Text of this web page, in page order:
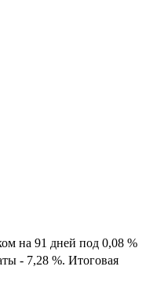
на 91 дней под 0,08 %
- 7,28 %. Итоговая